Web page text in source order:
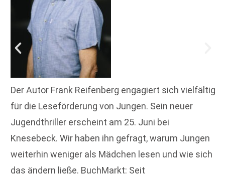
Der Autor Frank Reifenberg engagiert sich vielfältig
für die Leseförderung von Jungen. Sein neuer
Jugendthriller erscheint am 25. Juni bei
Knesebeck. Wir haben ihn gefragt, warum Jungen
weiterhin weniger als Mädchen lesen und wie sich
das ändern ließe. BuchMarkt: Seit